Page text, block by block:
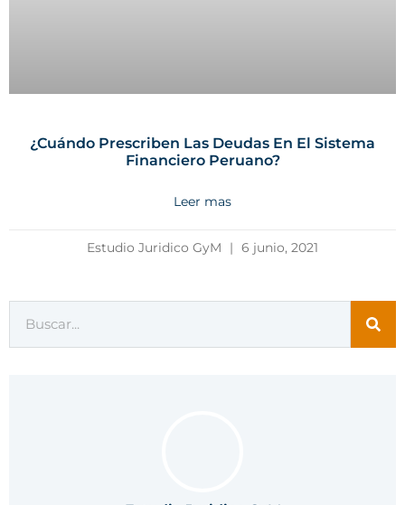
¿Cuándo Prescriben Las Deudas En El Sistema
Financiero Peruano?
Leer mas
Estudio Juridico GyM 6 junio, 2021